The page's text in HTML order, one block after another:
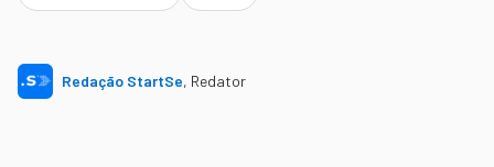
Redação StartSe, Redator